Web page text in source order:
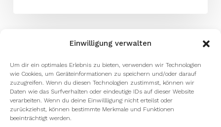
Einwilligung verwalten
Um dir ein optimales Erlebnis zu bieten, verwenden wir Technologien
wie Cookies, um Geräteinformationen zu speichern und/oder darauf
zuzugreifen. Wenn du diesen Technologien zustimmst, können wir
Daten wie das Surfverhalten oder eindeutige IDs auf dieser Website
verarbeiten. Wenn du deine Einwillligung nicht erteilst oder
zurückziehst, können bestimmte Merkmale und Funktionen
beeinträchtigt werden.